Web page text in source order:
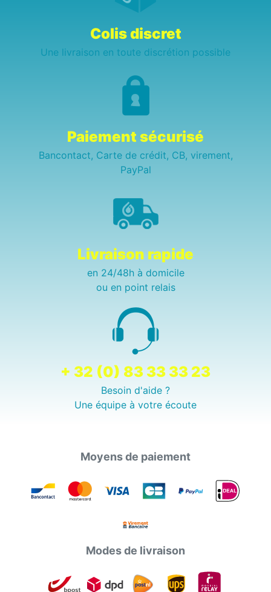
Colis discret
Une livraison en toute discrétion possible
Paiement sécurisé
Bancontact, Carte de crédit, CB, virement,
PayPal
Livraison rapide
en 24/48h à domicile
ou en point relais
+ 32 (0) 83 33 33 23
Besoin d'aide ?
Une équipe à votre écoute
Moyens de paiement
Modes de livraison